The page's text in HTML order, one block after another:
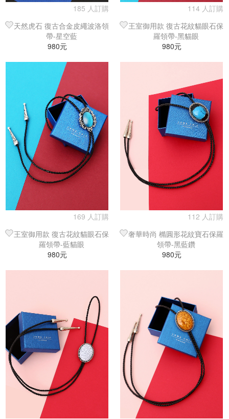
185 人訂購
天然虎石 復古合金皮繩波洛領
帶-星空藍
980元
114 人訂購
王室御用款 復古花紋貓眼石保
羅領帶-黑貓眼
980元
169 人訂購
王室御用款 復古花紋貓眼石保
羅領帶-藍貓眼
980元
112 人訂購
奢華時尚 橢圓形花紋寶石保羅
領帶-黑藍鑽
980元